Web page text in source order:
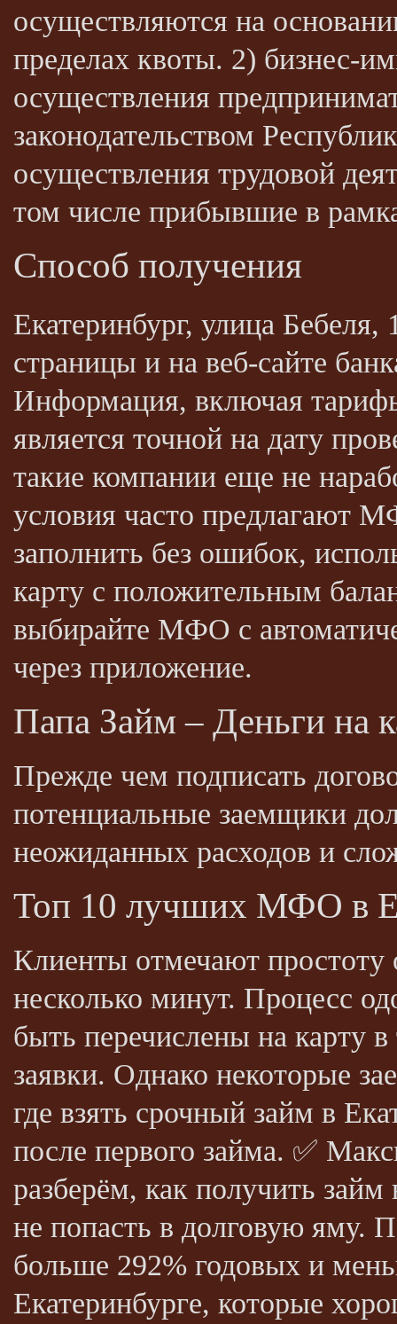
осуществляются на
пределах квоты. 2) бизнес-
осуществления
законодательством
осуществления трудовой
том числе прибывшие в
Способ получения
Екатеринбург, улица
страницы и на веб-сайте
Информация, включая
является точной на дату
такие компании еще не
условия часто предлагают
заполнить без ошибок,
карту с положительным
выбирайте МФО с
через приложение.
Папа Займ – Деньги на
Прежде чем подписать
потенциальные заемщики
неожиданных расходов и
Топ 10 лучших МФО в
Клиенты отмечают простоту
несколько минут. Процесс
быть перечислены на карту
заявки. Однако некоторые
где взять срочный займ в
после первого займа. ✅
разберём, как получить
не попасть в долговую яму.
больше 292% годовых и
Екатеринбурге, которые